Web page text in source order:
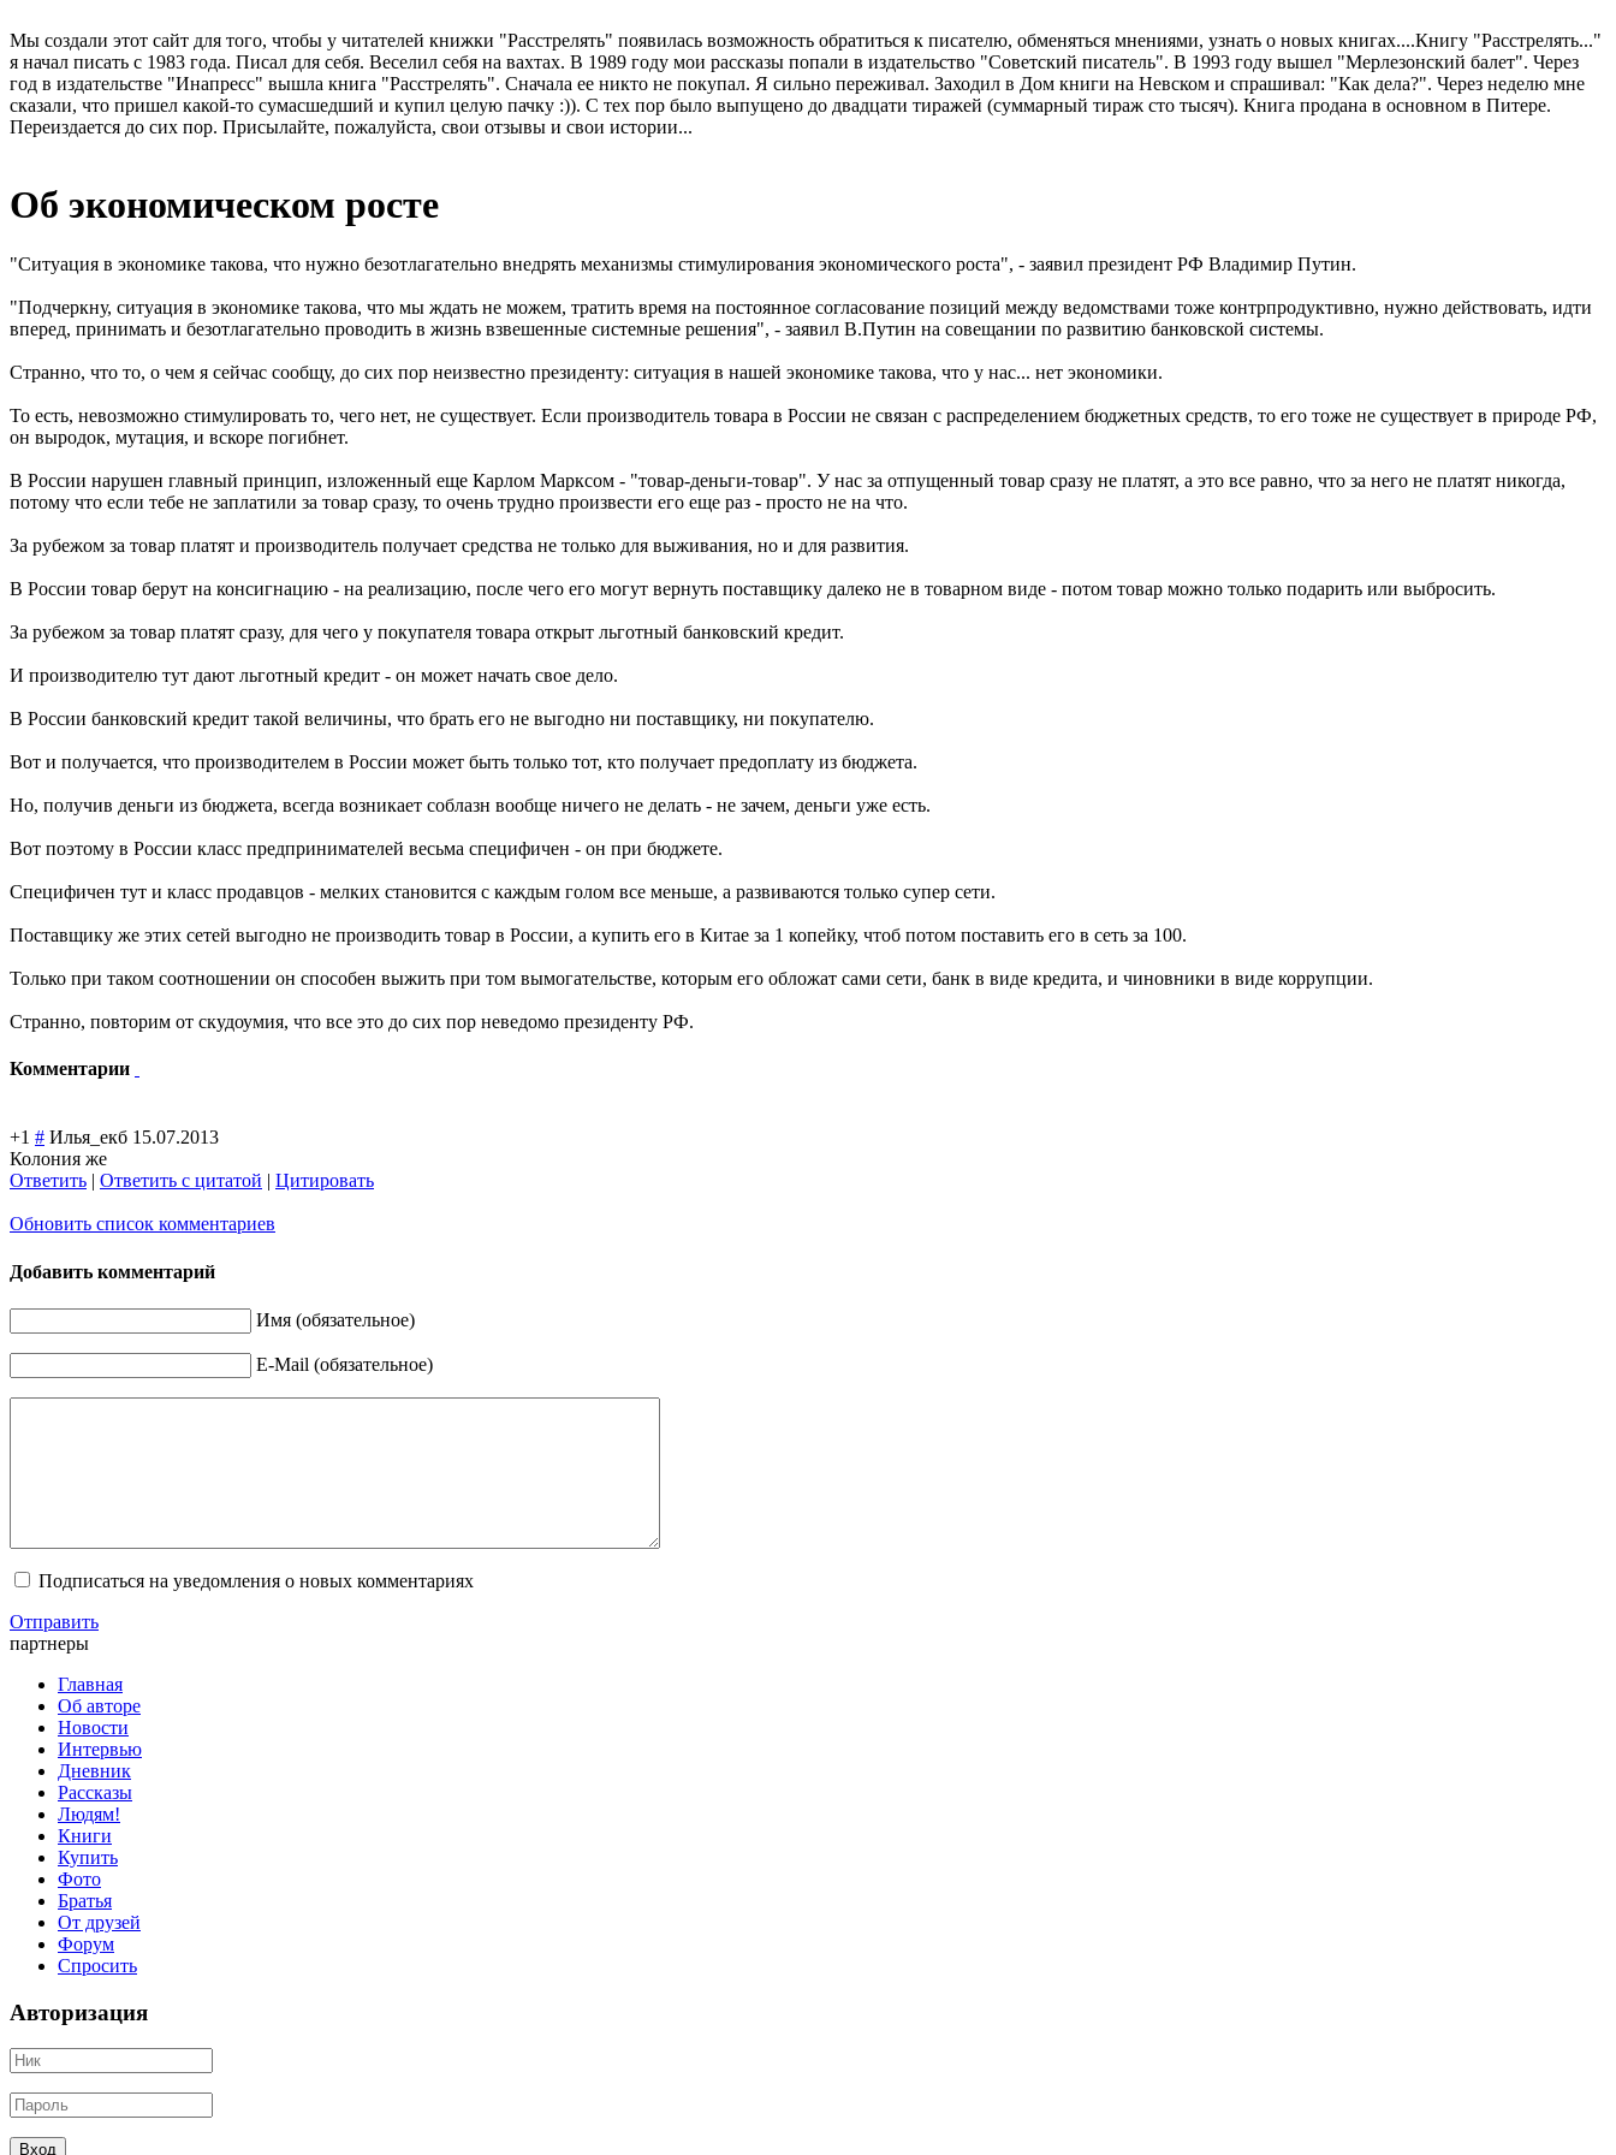
Мы создали этот сайт для того, чтобы у читателей книжки "Расстрелять" появилась возможность обратиться к писателю, обменяться мнениями, узнать о новых книгах....Книгу "Расстрелять..."
я начал писать с 1983 года. Писал для себя. Веселил себя на вахтах. В 1989 году мои рассказы попали в издательство "Советский писатель". В 1993 году вышел "Мерлезонский балет". Через
год в издательстве "Инапресс" вышла книга "Расстрелять". Сначала ее никто не покупал. Я сильно переживал. Заходил в Дом книги на Невском и спрашивал: "Как дела?". Через неделю мне
сказали, что пришел какой-то сумасшедший и купил целую пачку :)). С тех пор было выпущено до двадцати тиражей (суммарный тираж сто тысяч). Книга продана в основном в Питере.
Переиздается до сих пор. Присылайте, пожалуйста, свои отзывы и свои истории...
Об экономическом росте
"Ситуация в экономике такова, что нужно безотлагательно внедрять механизмы стимулирования экономического роста", - заявил президент РФ Владимир Путин.
"Подчеркну, ситуация в экономике такова, что мы ждать не можем, тратить время на постоянное согласование позиций между ведомствами тоже контрпродуктивно, нужно действовать, идти
вперед, принимать и безотлагательно проводить в жизнь взвешенные системные решения", - заявил В.Путин на совещании по развитию банковской системы.
Странно, что то, о чем я сейчас сообщу, до сих пор неизвестно президенту: ситуация в нашей экономике такова, что у нас... нет экономики.
То есть, невозможно стимулировать то, чего нет, не существует. Если производитель товара в России не связан с распределением бюджетных средств, то его тоже не существует в природе РФ,
он выродок, мутация, и вскоре погибнет.
В России нарушен главный принцип, изложенный еще Карлом Марксом - "товар-деньги-товар". У нас за отпущенный товар сразу не платят, а это все равно, что за него не платят никогда,
потому что если тебе не заплатили за товар сразу, то очень трудно произвести его еще раз - просто не на что.
За рубежом за товар платят и производитель получает средства не только для выживания, но и для развития.
В России товар берут на консигнацию - на реализацию, после чего его могут вернуть поставщику далеко не в товарном виде - потом товар можно только подарить или выбросить.
За рубежом за товар платят сразу, для чего у покупателя товара открыт льготный банковский кредит.
И производителю тут дают льготный кредит - он может начать свое дело.
В России банковский кредит такой величины, что брать его не выгодно ни поставщику, ни покупателю.
Вот и получается, что производителем в России может быть только тот, кто получает предоплату из бюджета.
Но, получив деньги из бюджета, всегда возникает соблазн вообще ничего не делать - не зачем, деньги уже есть.
Вот поэтому в России класс предпринимателей весьма специфичен - он при бюджете.
Специфичен тут и класс продавцов - мелких становится с каждым голом все меньше, а развиваются только супер сети.
Поставщику же этих сетей выгодно не производить товар в России, а купить его в Китае за 1 копейку, чтоб потом поставить его в сеть за 100.
Только при таком соотношении он способен выжить при том вымогательстве, которым его обложат сами сети, банк в виде кредита, и чиновники в виде коррупции.
Странно, повторим от скудоумия, что все это до сих пор неведомо президенту РФ.
Комментарии
+1 # Илья_екб 15.07.2013
Колония же
Ответить | Ответить с цитатой | Цитировать
Обновить список комментариев
Добавить комментарий
Имя (обязательное)
E-Mail (обязательное)
Подписаться на уведомления о новых комментариях
Отправить
партнеры
Главная
Об авторе
Новости
Интервью
Дневник
Рассказы
Людям!
Книги
Купить
Фото
Братья
От друзей
Форум
Спросить
Авторизация